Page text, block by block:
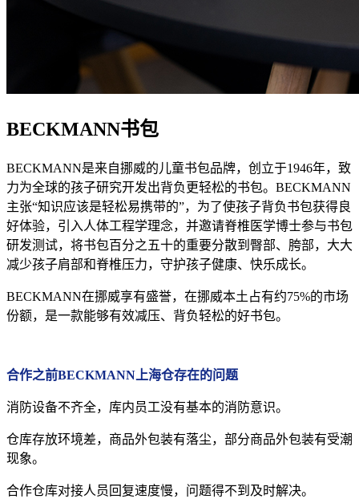
BECKMANN书包
BECKMANN是来自挪威的儿童书包品牌，创立于1946年，致
力为全球的孩子研究开发出背负更轻松的书包。BECKMANN
主张“知识应该是轻松易携带的”，为了使孩子背负书包获得良
好体验，引入人体工程学理念，并邀请脊椎医学博士参与书包
研发测试，将书包百分之五十的重要分散到臀部、胯部，大大
减少孩子肩部和脊椎压力，守护孩子健康、快乐成长。
BECKMANN在挪威享有盛誉，在挪威本土占有约75%的市场
份额，是一款能够有效减压、背负轻松的好书包。
合作之前BECKMANN上海仓存在的问题
消防设备不齐全，库内员工没有基本的消防意识。
仓库存放环境差，商品外包装有落尘，部分商品外包装有受潮
现象。
合作仓库对接人员回复速度慢，问题得不到及时解决。